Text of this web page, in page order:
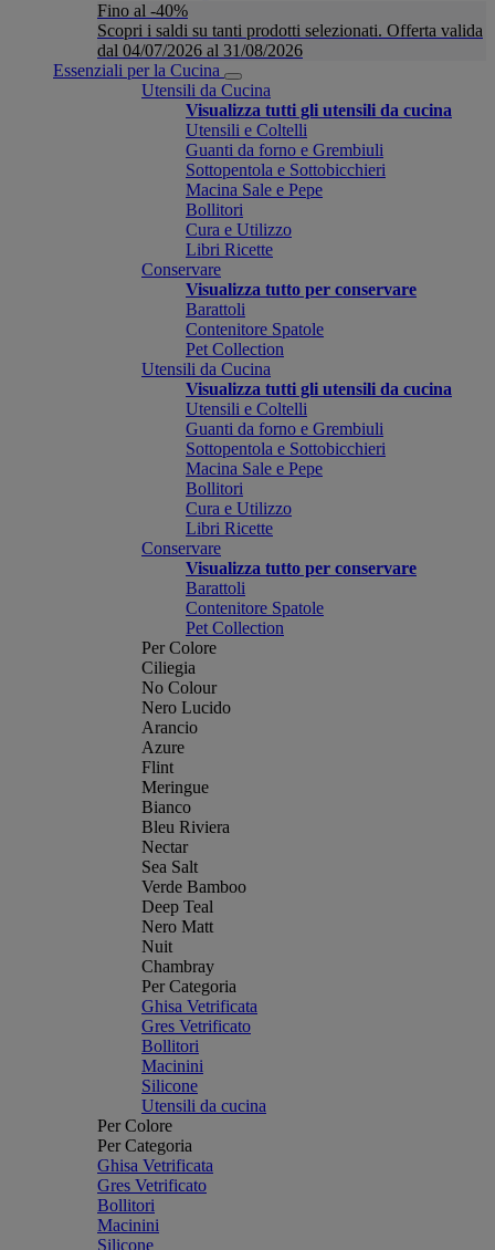
Fino al -40%
Scopri i saldi su tanti prodotti selezionati. Offerta valida
dal 04/07/2026 al 31/08/2026
Essenziali per la Cucina
Utensili da Cucina
Visualizza tutti gli utensili da cucina
Utensili e Coltelli
Guanti da forno e Grembiuli
Sottopentola e Sottobicchieri
Macina Sale e Pepe
Bollitori
Cura e Utilizzo
Libri Ricette
Conservare
Visualizza tutto per conservare
Barattoli
Contenitore Spatole
Pet Collection
Utensili da Cucina
Visualizza tutti gli utensili da cucina
Utensili e Coltelli
Guanti da forno e Grembiuli
Sottopentola e Sottobicchieri
Macina Sale e Pepe
Bollitori
Cura e Utilizzo
Libri Ricette
Conservare
Visualizza tutto per conservare
Barattoli
Contenitore Spatole
Pet Collection
Per Colore
Ciliegia
No Colour
Nero Lucido
Arancio
Azure
Flint
Meringue
Bianco
Bleu Riviera
Nectar
Sea Salt
Verde Bamboo
Deep Teal
Nero Matt
Nuit
Chambray
Per Categoria
Ghisa Vetrificata
Gres Vetrificato
Bollitori
Macinini
Silicone
Utensili da cucina
Per Colore
Per Categoria
Ghisa Vetrificata
Gres Vetrificato
Bollitori
Macinini
Silicone